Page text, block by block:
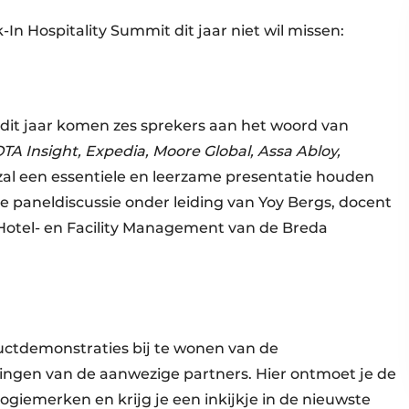
Hospitality Summit dit jaar niet wil missen:
jaar komen zes sprekers aan het woord van
Insight, Expedia, Moore Global, Assa Abloy,
een essentiele en leerzame presentatie houden
onder leiding van Yoy Bergs, docent
en Facility Management van de Breda
bij te wonen van de
van de aanwezige partners. Hier ontmoet je de
en krijg je een inkijkje in de nieuwste